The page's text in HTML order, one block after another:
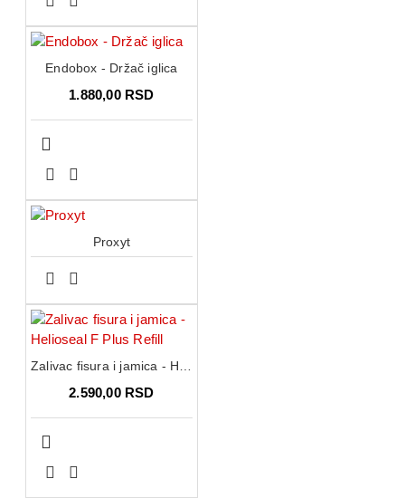
Endobox - Držač iglica
1.880,00 RSD
Proxyt
2.590,00 RSD